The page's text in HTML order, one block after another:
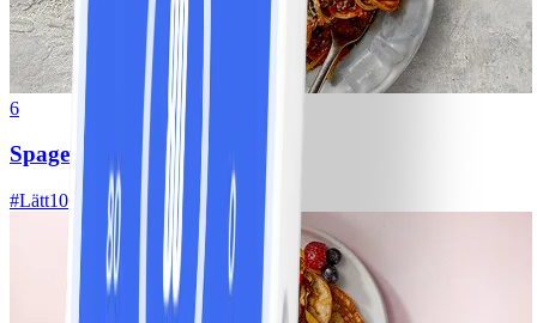
6
Spagetti med köttfärssås
#Lätt10 MIN